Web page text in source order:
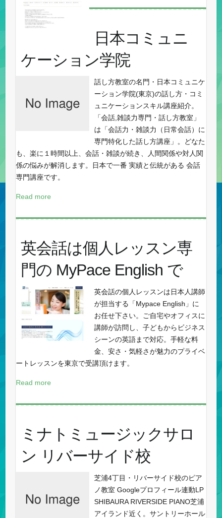
日本コミュニ
ケーション学院
話し方教室の名門・日本コミュニケ
ーション学院(東京)の話し方・コミ
ュニケーションスキル講座紹介。
「会話,雑談力専門・話し方教室」
は「会話力・雑談力（日常会話）に
専門特化した話し方講座」。どなた
も、楽に１時間以上、会話・雑談が続き、人間関係や対人関
係の悩みが解消します。日本で一番 実績と伝統がある 会話
専門講座です。
Read more
英会話は個人レッスン専
門の MyPace English で
英会話の個人レッスンは日本人講師
が担当する「Mypace English」に
お任せ下さい。ご自宅やオフィスに
講師が訪問し、子どもからビジネス
シーンの英語まで対応。手軽な料
金、安さ・気軽さが魅力のプライベ
ートレッスンを東京で受講頂けます。
Read more
ミナトミュージックサロ
ン リバーサイド校
芝浦4丁目・リバーサイド校のピア
ノ教室 Googleプロフィール連動LP
SHIBAURA RIVERSIDE PIANO芝浦
アイランド近く。サントリーホール